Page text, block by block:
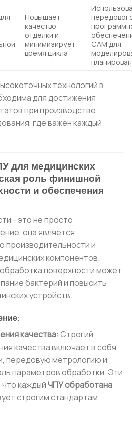
Повышает
качество
отделки и
минимизирует
время цикла
CAM для
технологий в
для достижения
при производстве
где важен каждый
для медицинских
роль финишной
и обеспечения
- это не просто
она является
и
компонентов.
поверхности может
бактерий и повысить
устройств.
качества:Строгий
качества включает в себя
передовую метрологию и
параметров обработки. Эти
каждыйЧПУ обработана
строгим стандартам